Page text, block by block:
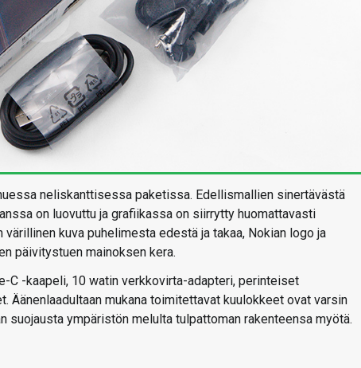
neliskanttisessa paketissa. Edellismallien sinertävästä
on luovuttu ja grafiikassa on siirrytty huomattavasti
kuva puhelimesta edestä ja takaa, Nokian logo ja
päivitystuen mainoksen kera.
C -kaapeli, 10 watin verkkovirta-adapteri, perinteiset
mukana toimitettavat kuulokkeet ovat varsin
suojausta ympäristön melulta tulpattoman rakenteensa myötä.